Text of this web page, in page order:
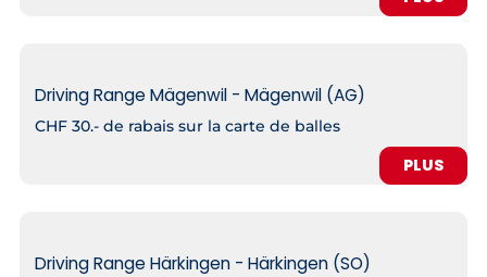
Driving Range Mägenwil - Mägenwil (AG)
CHF 30.- de rabais sur la carte de balles
PLUS
Driving Range Härkingen - Härkingen (SO)